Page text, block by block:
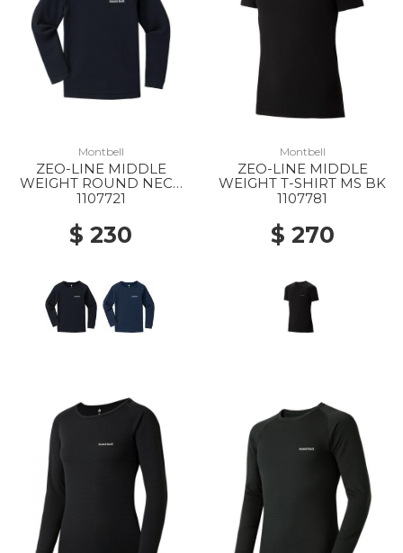
Montbell
ZEO-LINE MIDDLE
WEIGHT ROUND NECK
SHIRT KS 105-120 BK
1107721
$ 230
Montbell
ZEO-LINE MIDDLE
WEIGHT T-SHIRT MS BK
1107781
$ 270